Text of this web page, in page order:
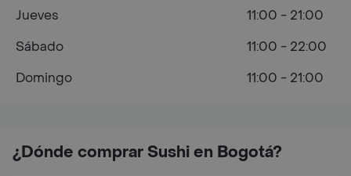
¿Dónde comprar Sushi en Bogotá?
Jueves
11:00 - 21:00
Sábado
11:00 - 22:00
Domingo
11:00 - 21:00